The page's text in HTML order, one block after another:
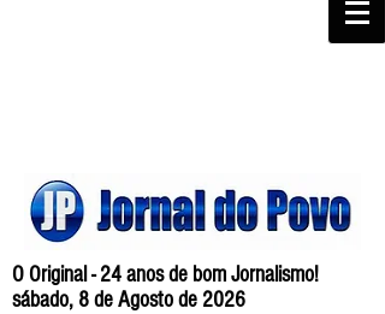
O Original - 24 anos de bom Jornalismo!
sábado, 8 de Agosto de 2026